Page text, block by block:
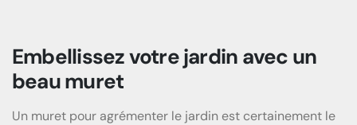
Embellissez votre jardin avec un
beau muret
Un muret pour agrémenter le jardin est certainement le